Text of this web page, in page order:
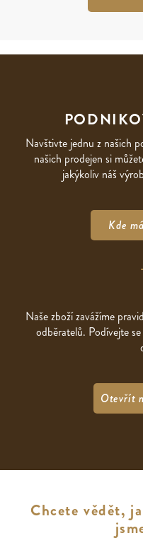
Navštivte jednu z našich
našich prodejen si
jakýkoliv náš
Kde
Naše zboží zavážíme
odběratelů. Podívejte
Otevřít
Chcete vědět,